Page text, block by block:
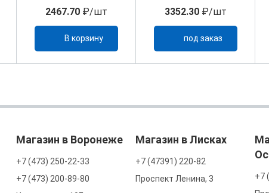
2467.70 ₽/шт
В корзину
3352.30 ₽/шт
под заказ
Магазин в Воронеже
+7 (473) 250-22-33
+7 (473) 200-89-80
Магазин в Лисках
+7 (47391) 220-82
Проспект Ленина, 3
+7